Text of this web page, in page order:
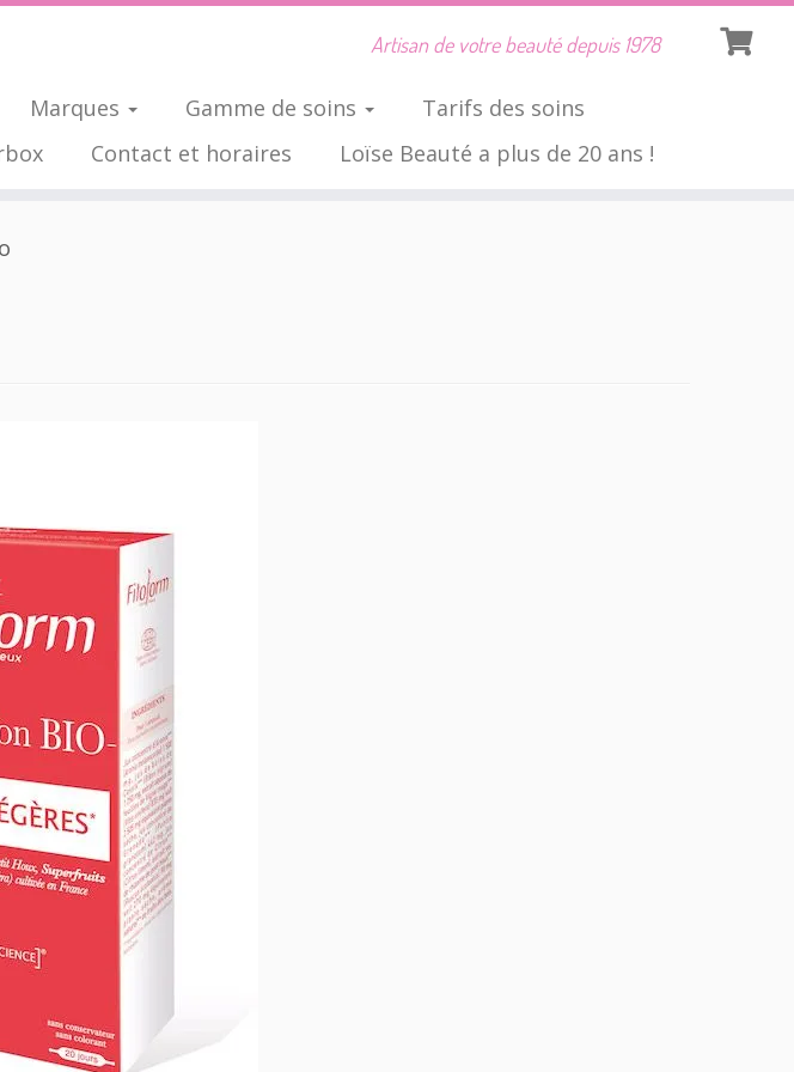
Artisan de votre beauté depuis 1978
Marques Gamme de soins
Tarifs des soins
Contact et horaires Loïse Beauté a plus de 20 ans !